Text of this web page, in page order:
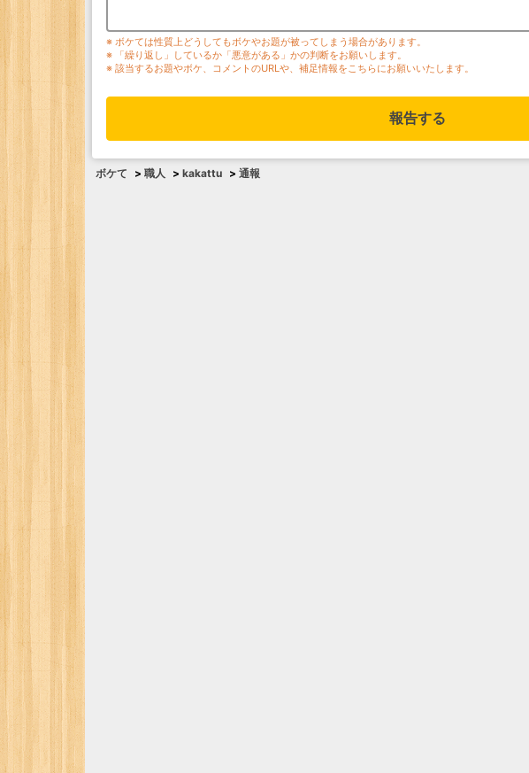
※ ボケては性質上どうしてもボケやお題が被ってしまう場合があります。
※ 「繰り返し」しているか「悪意がある」かの判断をお願いします。
※ 該当するお題やボケ、コメントのURLや、補足情報をこちらにお願いいたします。
報告する
ボケて > 職人 > kakattu > 通報